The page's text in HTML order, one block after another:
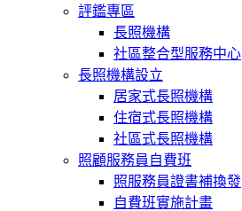
評鑑專區
長照機構
社區整合型服務中心
長照機構設立
居家式長照機構
住宿式長照機構
社區式長照機構
照顧服務員自費班
照服務員證書補換發
自費班實施計畫